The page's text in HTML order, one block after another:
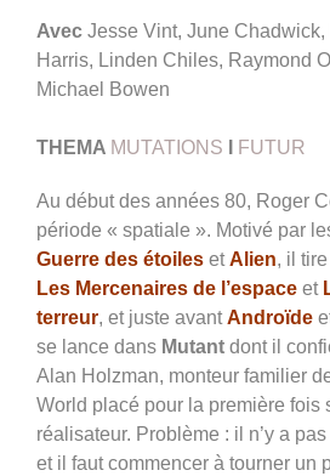
Avec Jesse Vint, June
Harris, Linden Chiles, Raymond
Michael Bowen
THEMA MUTATIONS FUTUR
Au début des années 80, Roger
période « spatiale ». Motivé par
Guerre des étoiles etAlien, il
Les Mercenaires de l’espace et
terreur, et juste avantAndroïde
se lance dans Mutant dont il
Alan Holzman, monteur familier
World placé pour la première fois
réalisateur. Problème : il n’y a
et il faut commencer à tourner un